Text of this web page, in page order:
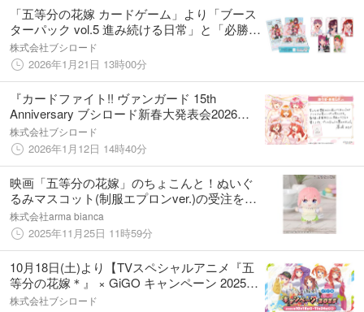
「五等分の花嫁 カードゲーム」より「ブース
ターパック vol.5 進み続ける日常」と「必勝祈
願デッキ(5種)」が好評発売中！
株式会社ブシロード
2026年1月21日 13時00分
『カードファイト!! ヴァンガード 15th
Anniversary ブシロード新春大発表会2026』
五等分の花嫁 カードゲームパート 開催報告
株式会社ブシロード
2026年1月12日 14時40分
映画「五等分の花嫁」のちょこんと！ぬいぐ
るみマスコット(制服エプロンver.)の受注を開
始！！アニメ・漫画のオリジナルグッズを販
売する「AMNIBUS」にて
株式会社arma bianca
2025年11月25日 11時59分
10月18日(土)より【TVスペシャルアニメ『五
等分の花嫁＊』 × GiGO キャンペーン 2025】
の開催が決定！
株式会社ブシロード